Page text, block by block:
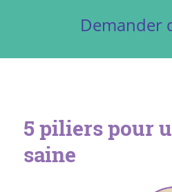
Demander
5 piliers pour
saine